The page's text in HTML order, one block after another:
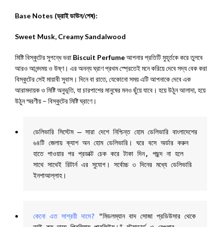
Base Notes (ড্রাই ডাউন/শেষ):
Sweet Musk, Creamy Sandalwood
মিষ্টি বিস্কুটের সুগন্ধে ভরা Biscuit Perfumeআপনার প্রতিটি মুহূর্তকে করে তুলবে
আরও আনন্দময় ও উষ্ণ। এর অনন্য ঘ্রাণ প্রথম স্প্রেতেই মনে করিয়ে দেবে সদ্য বেক করা
বিস্কুটের সেই মায়াবী সুবাস। দিনে বা রাতে, যেকোনো সময় এটি আপনাকে দেবে এক
আরামদায়ক ও মিষ্টি অনুভূতি, যা চারপাশের মানুষের মনও ছুঁয়ে যাবে। হয়ে উঠুন আলাদা, হয়ে
উঠুন স্মরণীয় – বিস্কুটের মিষ্টি ঘ্রাণে।
ডেলিভারি সিস্টেম – সারা দেশে নিশ্চিন্ত হোম ডেলিভারি বাংলাদেশের
৬৪টি জেলায় ক্যাশ অন হোম ডেলিভারি। ঘরে বসে অর্ডার করুন
হাতে পাওয়ার পর প্রডাক্ট চেক করে টাকা দিন, পছন্দ না হলে
সাথে সাথেই রিটার্ন এর সুযোগ। সর্বোচ্চ ৩ দিনের মধ্যে ডেলিভারি
ইনশাআল্লাহ।
কেনো এত সাশ্রয়ী দামে? "মিডলম্যান বাদ সোজা প্রডিউসার থেকে